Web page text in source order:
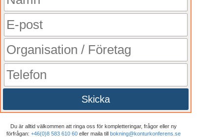
Skicka
Du är alltid välkommen att ringa oss för kompletteringar, frågor eller ny
förfrågan: +46(0)8 583 610 60eller maila till bokning@konturkonferens.se